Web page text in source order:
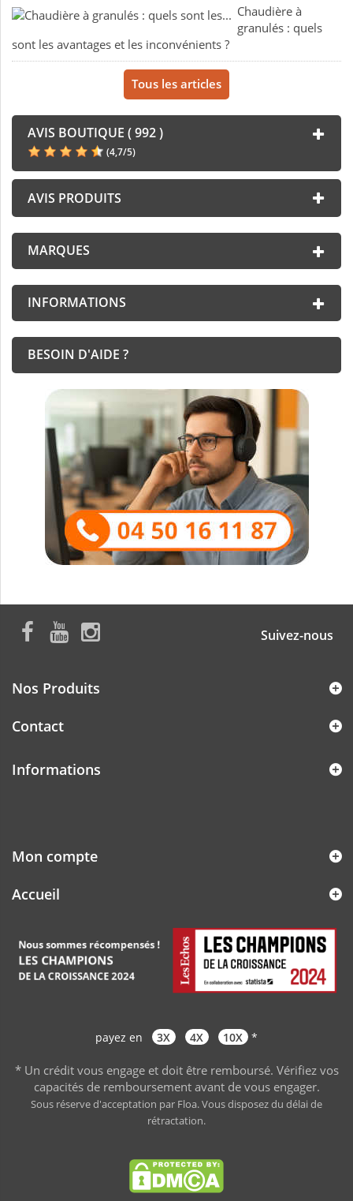
Chaudière à
granulés : quels
sont les avantages et les inconvénients ?
Tous les articles
AVIS BOUTIQUE ( 992 )
(4,7/5)
AVIS PRODUITS
MARQUES
INFORMATIONS
BESOIN D'AIDE ?
Suivez-nous
Nos Produits
Contact
Informations
Mon compte
Accueil
payez en 3X 4X 10X *
* Un crédit vous engage et doit être remboursé. Vérifiez vos
capacités de remboursement avant de vous engager.
Sous réserve d'acceptation par Floa. Vous disposez du délai de
rétractation.